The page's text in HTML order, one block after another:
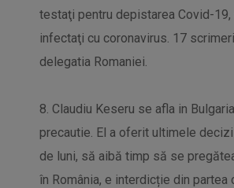
testaţi pentru depistarea Covid-
infectaţi cu coronavirus. 17
delegatia Romaniei.
8. Claudiu Keseru se afla in
precautie. El a oferit ultimele
de luni, să aibă timp să se
în România, e interdicție din